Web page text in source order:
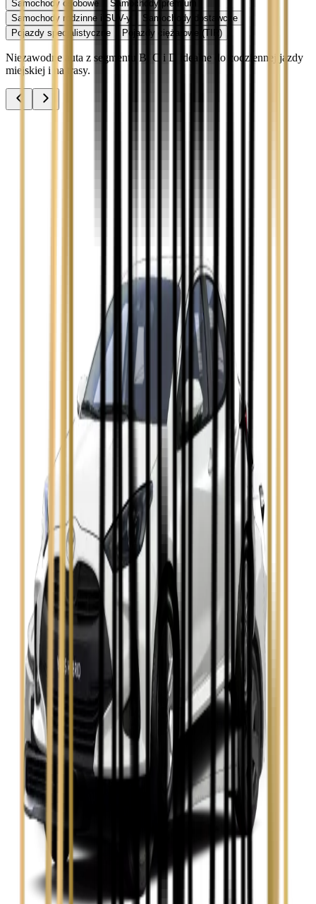
Samochody osobowe
Samochody premium
Samochody rodzinne i SUV-y
Samochody dostawcze
Pojazdy specjalistyczne
Pojazdy ciężarowe (TIR)
Niezawodne auta z segmentu B, C i D idealne do codziennej jazdy
miejskiej i na trasy.
Opel Insignia
Seat Leon
Skoda Fabia
Zobacz
Skoda Kamiq
Zobacz
Skoda Octavia
Zobacz
Toyota Avensis
Zobacz
Toyota Camry
Zobacz
Toyota Corolla
Toyota Prius